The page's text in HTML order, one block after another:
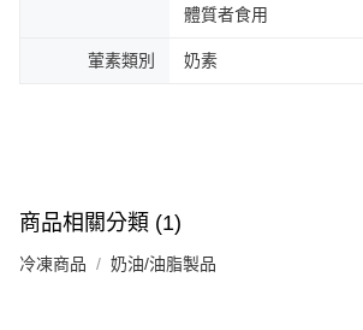
體質者食用
葷素類別 奶素
商品相關分類 (1)
冷凍商品 奶油/油脂製品